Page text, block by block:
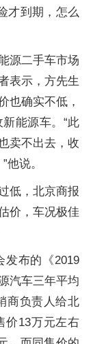
才到期，怎么
源二手车市场
表示，方先生
也确实不低，
能源车。“此
卖不出去，收
他说。
低，北京商报
价，车况极佳
发布的《2019
汽车三年平均
商负责人给北
价13万元左右